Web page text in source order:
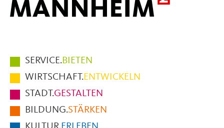
Hauptmenüpunkte
im
Fußbereich
der
Seite
SERVICE.BIETEN
WIRTSCHAFT.ENTWICKELN
STADT.GESTALTEN
BILDUNG.STÄRKEN